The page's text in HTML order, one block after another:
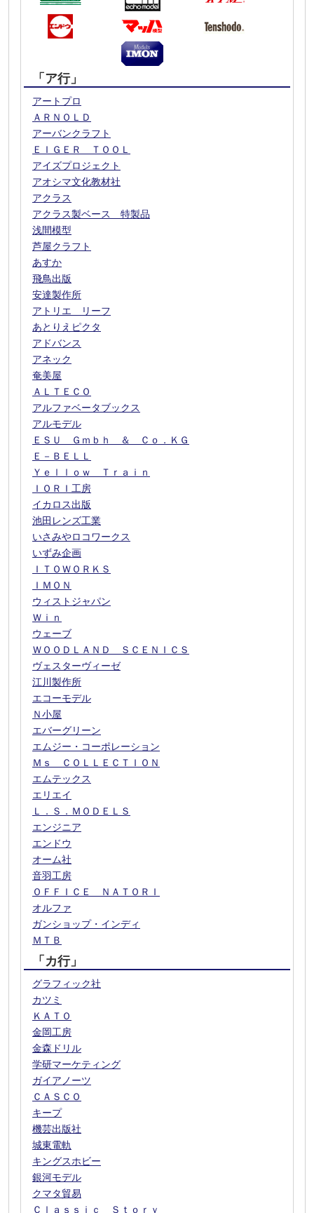
「ア行」
アートプロ
ＡＲＮＯＬＤ
アーバンクラフト
ＥＩＧＥＲ ＴＯＯＬ
アイズプロジェクト
アオシマ文化教材社
アクラス
アクラス製ベース 特製品
浅間模型
芦屋クラフト
あすか
飛鳥出版
安達製作所
アトリエ リーフ
あとりえピクタ
アドバンス
アネック
奄美屋
ＡＬＴＥＣＯ
アルファベータブックス
アルモデル
ＥＳＵ Ｇｍｂｈ ＆ Ｃｏ．ＫＧ
Ｅ－ＢＥＬＬ
Ｙｅｌｌｏｗ Ｔｒａｉｎ
ＩＯＲＩ工房
イカロス出版
池田レンズ工業
いさみやロコワークス
いずみ企画
ＩＴＯＷＯＲＫＳ
ＩＭＯＮ
ウィストジャパン
Ｗｉｎ
ウェーブ
ＷＯＯＤＬＡＮＤ ＳＣＥＮＩＣＳ
ヴェスターヴィーゼ
江川製作所
エコーモデル
Ｎ小屋
エバーグリーン
エムジー・コーポレーション
Ｍｓ ＣＯＬＬＥＣＴＩＯＮ
エムテックス
エリエイ
Ｌ．Ｓ．ＭＯＤＥＬＳ
エンジニア
エンドウ
オーム社
音羽工房
ＯＦＦＩＣＥ ＮＡＴＯＲＩ
オルファ
ガンショップ・インディ
ＭＴＢ
「カ行」
グラフィック社
カツミ
ＫＡＴＯ
金岡工房
金森ドリル
学研マーケティング
ガイアノーツ
ＣＡＳＣＯ
キープ
機芸出版社
城東電軌
キングスホビー
銀河モデル
クマタ貿易
Ｃｌａｓｓｉｃ Ｓｔｏｒｙ